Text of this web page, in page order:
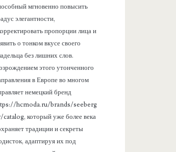
мгновенно повысить
элегантности,
пропорции лица и
о тонком вкусе своего
без лишних слов.
этого утонченного
в Европе во многом
немецкий бренд
hcmoda.ru/brands/seeberg
catalog, который уже более века
традиции и секреты
адаптируя их под